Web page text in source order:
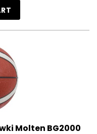
Molten BG2000